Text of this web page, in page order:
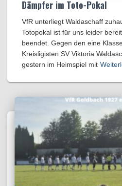
Dämpfer im Toto-Pokal
VfR unterliegt Waldaschaff
Totopokal ist für uns leider
beendet. Gegen den eine
Kreisligisten SV Viktoria
gestern im Heimspiel mit